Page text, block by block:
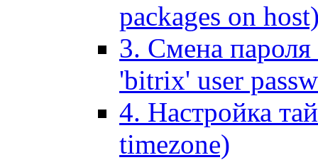
packages on
3. Смена пароля
'bitrix' user
4. Настройка
timezone)